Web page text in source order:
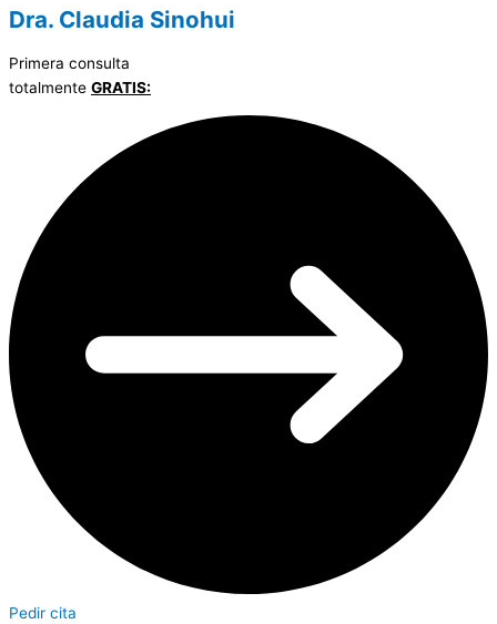
Dra. Claudia Sinohui
Primera consulta
totalmente GRATIS:
Pedir cita